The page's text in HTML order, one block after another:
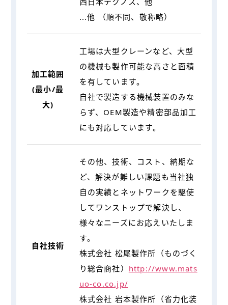
...他 （順不同、敬称略）
加工範囲
(最小/最
大)
工場は大型クレーンなど、大型
の機械も製作可能な高さと面積
を有しています。
自社で製造する機械装置のみな
らず、OEM製造や精密部品加工
にも対応しています。
自社技術
その他、技術、コスト、納期な
ど、解決が難しい課題も当社独
自の実績とネットワークを駆使
してワンストップで解決し、
様々なニーズにお応えいたしま
す。
株式会社 松尾製作所（ものづく
り総合商社） http://www.mats
uo-co.co.jp/
株式会社 岩本製作所（省力化装